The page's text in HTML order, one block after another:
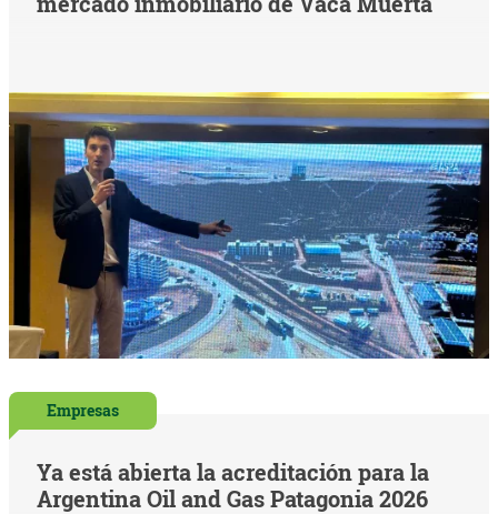
Empresas
Ya está abierta la acreditación para la
Argentina Oil and Gas Patagonia 2026